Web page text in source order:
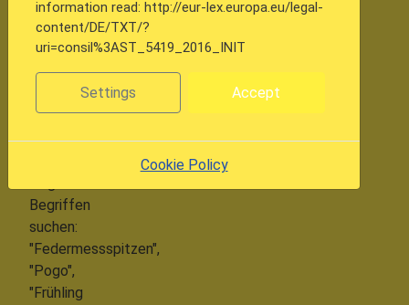
können als
Federkontakte
auch bei
Aliexpress
für kleines
Geld gekauft
werden. Dazu
Begriffen
suchen:
"Federmessspitzen",
"Pogo",
"Frühling
information read: http://eur-lex.europa.eu/legal-
content/DE/TXT/?
uri=consil%3AST_5419_2016_INIT
Settings Accept
Cookie Policy